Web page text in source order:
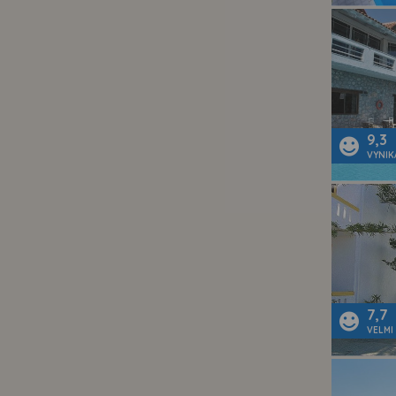
9,3
7,7
VELMI